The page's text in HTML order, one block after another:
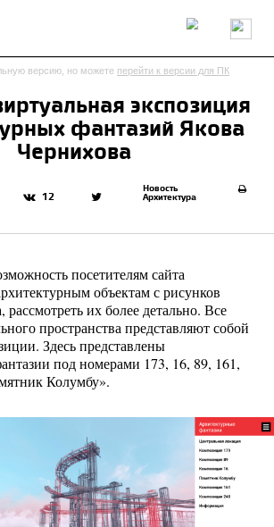
Интерьер Пресса
Архитекторы
Анонсы конкурсов
Исследование
Результаты конкурса
в России
Интерьер
версию, но можете перейти к версии для ПК
экспозиция
фантазий Якова
Чернихова
12
Новость
Архитектура
посетителям сайта
объектам с рисунков
их более детально. Все
пространства представляют собой
Здесь представлены
под номерами 173, 16, 89, 161,
Колумбу».